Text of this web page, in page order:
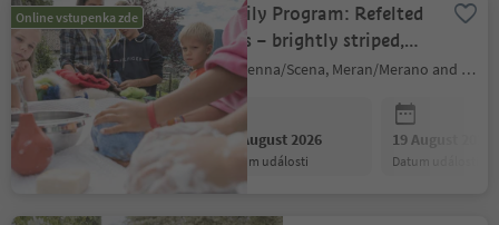
Online vstupenka zde
Family Program: Refelted
Balls – brightly striped,
floral, or spotted
Schenna/Scena, Meran/Merano and environs
10 August 2026
datum události
19 August 2026
datum události